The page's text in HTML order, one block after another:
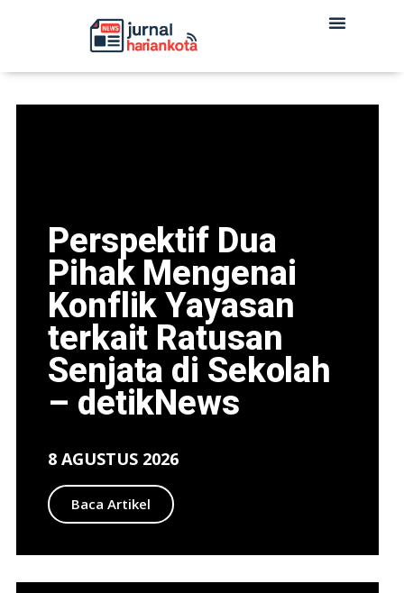
Perspektif Dua
Pihak Mengenai
Konflik Yayasan
terkait Ratusan
Senjata di Sekolah
– detikNews
8 AGUSTUS 2026
Baca Artikel